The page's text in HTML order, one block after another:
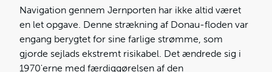
Navigation gennem Jernporten har ikke altid været
en let opgave. Denne strækning af Donau-floden var
engang berygtet for sine farlige strømme, som
gjorde sejlads ekstremt risikabel. Det ændrede sig i
1970'erne med færdiggørelsen af den